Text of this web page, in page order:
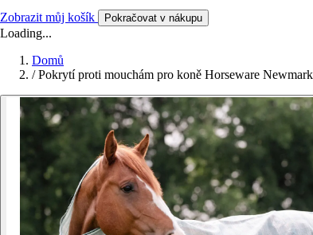
Zobrazit můj košík Pokračovat v nákupu
Loading...
Domů
/ Pokrytí proti mouchám pro koně Horseware